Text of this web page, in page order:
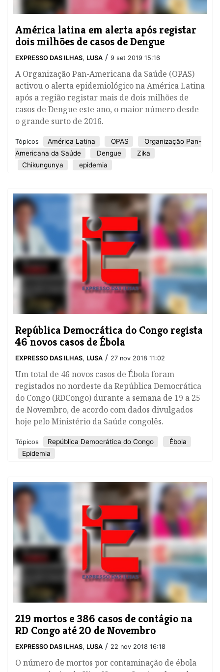
América latina em alerta após registar
dois milhões de casos de Dengue
EXPRESSO DAS ILHAS, LUSA / 9 set 2019 15:16
A Organização Pan-Americana da Saúde (OPAS)
activou o alerta epidemiológico na América Latina
após a região registar mais de dois milhões de
casos de Dengue este ano, o maior número desde
o grande surto de 2016.
Tópicos América Latina OPAS
Organização Pan-
Americana da Saúde
Dengue
Zika
Chikungunya
epidemia
República Democrática do Congo regista
46 novos casos de Ébola
EXPRESSO DAS ILHAS, LUSA / 27 nov 2018 11:02
Um total de 46 novos casos de Ébola foram
registados no nordeste da República Democrática
do Congo (RDCongo) durante a semana de 19 a 25
de Novembro, de acordo com dados divulgados
hoje pelo Ministério da Saúde congolês.
Tópicos República Democrática do Congo
Ébola
Epidemia
219 mortos e 386 casos de contágio na
RD Congo até 20 de Novembro
EXPRESSO DAS ILHAS, LUSA / 22 nov 2018 16:18
O número de mortos por contaminação de ébola